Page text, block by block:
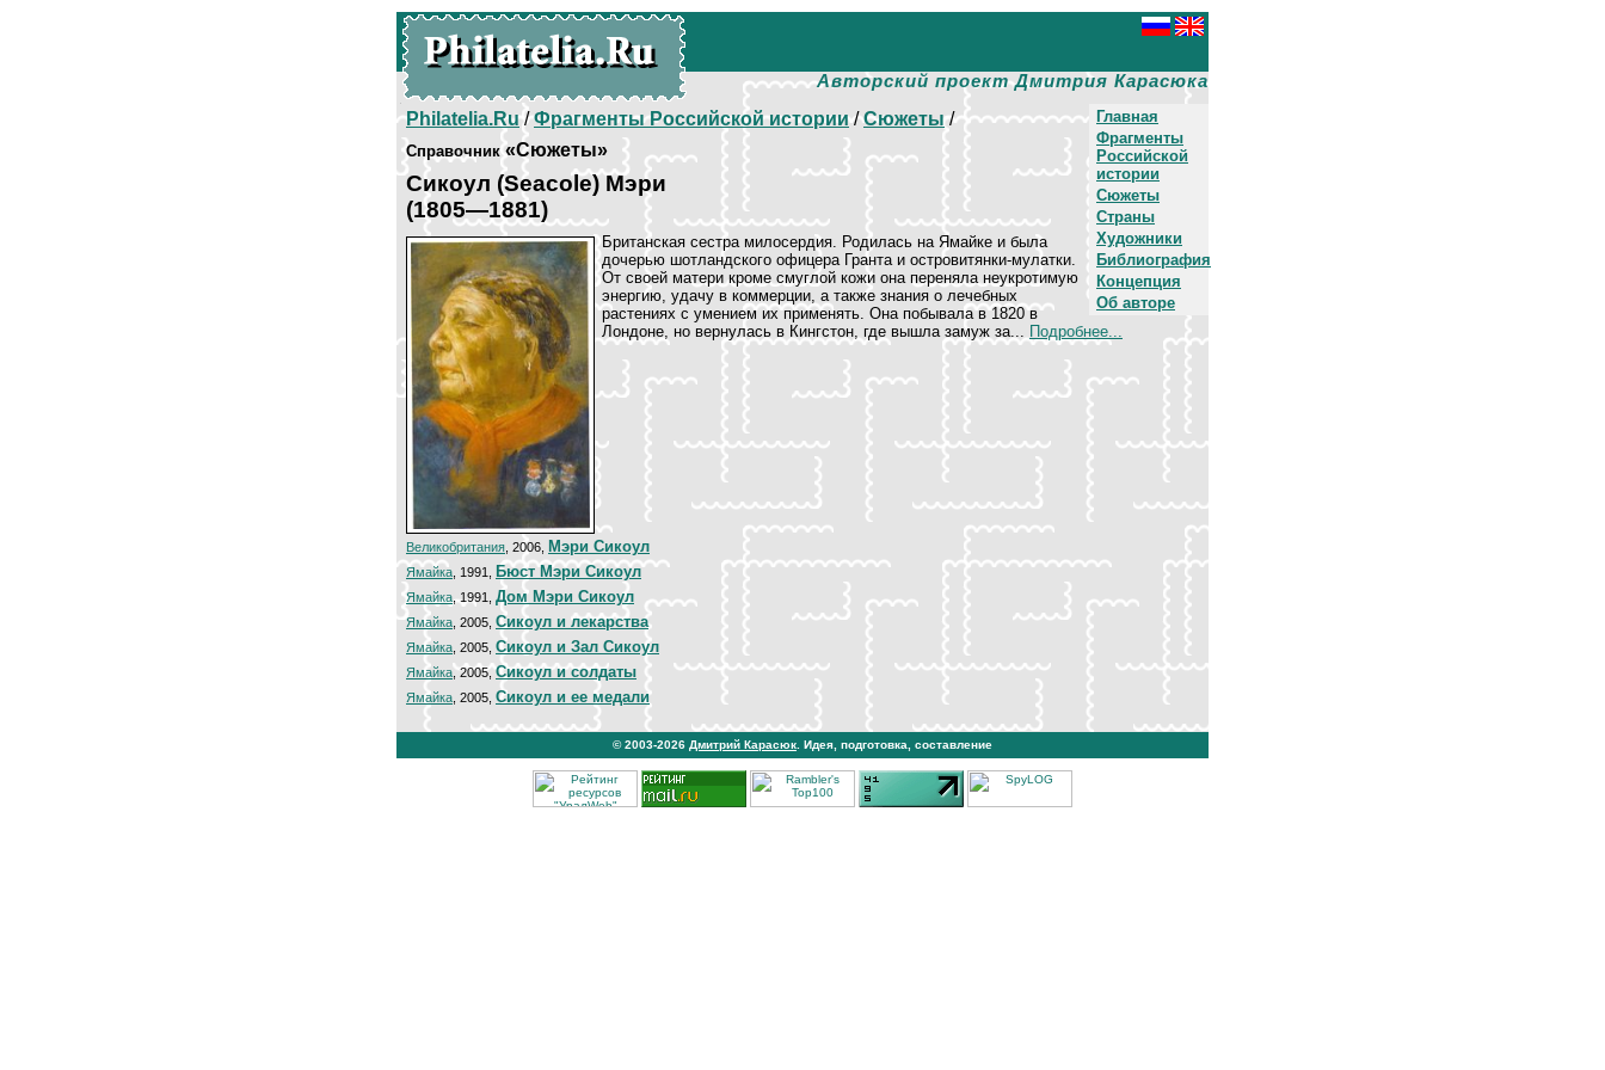
Авторский проект Дмитрия Карасюка
Главная
Фрагменты
Российской
истории
Сюжеты
Страны
Художники
Библиография
Концепция
Об авторе
Philatelia.Ru/Фрагменты Российской истории/Сюжеты/
Справочник«Сюжеты»
Сикоул (Seacole) Мэри
(1805—1881)
Британская сестра милосердия. Родилась на Ямайке и была
дочерью шотландского офицера Гранта и островитянки-мулатки.
От своей матери кроме смуглой кожи она переняла неукротимую
энергию, удачу в коммерции, а также знания о лечебных
растениях с умением их применять. Она побывала в 1820 в
Лондоне, но вернулась в Кингстон, где вышла замуж за... Подробнее...
Великобритания , 2006, Мэри Сикоул
Ямайка , 1991, Бюст Мэри Сикоул
Ямайка, 1991, Дом Мэри Сикоул
Ямайка , 2005, Сикоул и лекарства
Ямайка , 2005, Сикоул и Зал Сикоул
Ямайка, 2005,Сикоул и солдаты
Ямайка , 2005, Сикоул и ее медали
© 2003-2026 Дмитрий Карасюк . Идея, подготовка, составление